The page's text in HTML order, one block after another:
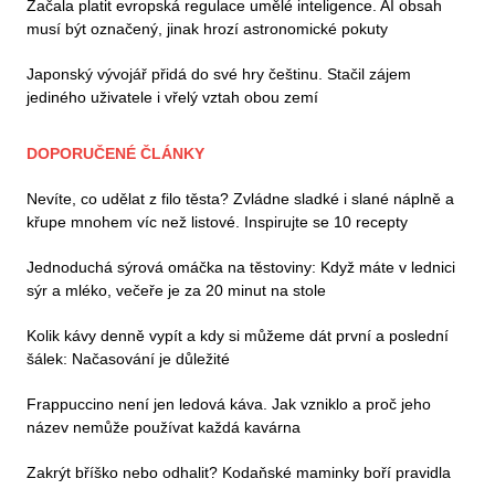
Začala platit evropská regulace umělé inteligence. AI obsah
musí být označený, jinak hrozí astronomické pokuty
Japonský vývojář přidá do své hry češtinu. Stačil zájem
jediného uživatele i vřelý vztah obou zemí
DOPORUČENÉ ČLÁNKY
Nevíte, co udělat z filo těsta? Zvládne sladké i slané náplně a
křupe mnohem víc než listové. Inspirujte se 10 recepty
Jednoduchá sýrová omáčka na těstoviny: Když máte v lednici
sýr a mléko, večeře je za 20 minut na stole
Kolik kávy denně vypít a kdy si můžeme dát první a poslední
šálek: Načasování je důležité
Frappuccino není jen ledová káva. Jak vzniklo a proč jeho
název nemůže používat každá kavárna
Zakrýt bříško nebo odhalit? Kodaňské maminky boří pravidla